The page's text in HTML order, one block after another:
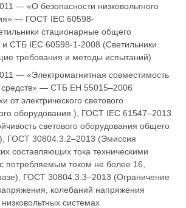
— «О безопасности низковольтного
— ГОСТ IEC 60598-
стационарные общего
и СТБ IEC 60598-1-2008 (Светильники.
требования и методы испытаний)
— «Электромагнитная совместимость
средств» — СТБ ЕН 55015–2006
от электрического светового
оборудования.), ГОСТ IEC 61547–2013
светового оборудования общего
ГОСТ 30804.3.2–2013 (Эмиссия
составляющих тока техническими
потребляемым током не более 16,
ГОСТ 30804.3.3–2013 (Ограничение
колебаний напряжения
системах